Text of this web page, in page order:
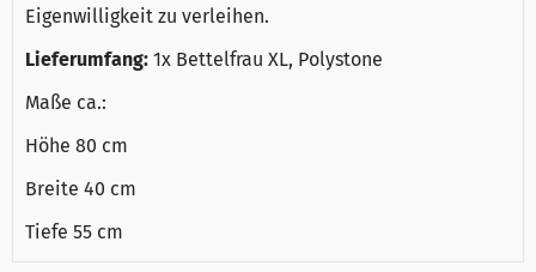
Eigenwilligkeit zu verleihen.
Lieferumfang: 1x Bettelfrau XL, Polystone
Maße ca.:
Höhe 80 cm
Breite 40 cm
Tiefe 55 cm